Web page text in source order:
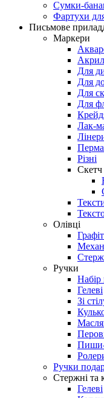
Сумки-
Фартухи
Письмове
Маркери
Для
Для
Для
Для
Лак-
Різні
Скетч
Олівці
Ручки
Набір
Гелеві
Зі
Пиши-
Ручки
Стержні та
Гелеві